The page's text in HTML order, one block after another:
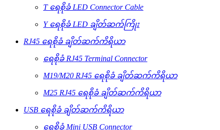
T ရေစိုခံ LED Connector Cable
Y ရေစိုခံ LED ချိတ်ဆက်ကြိုး
RJ45 ရေစိုခံ ချိတ်ဆက်ကိရိယာ
ရေစိုခံ RJ45 Terminal Connector
M19/M20 RJ45 ရေစိုခံ ချိတ်ဆက်ကိရိယာ
M25 RJ45 ရေစိုခံ ချိတ်ဆက်ကိရိယာ
USB ရေစိုခံ ချိတ်ဆက်ကိရိယာ
ရေစိုခံ Mini USB Connector